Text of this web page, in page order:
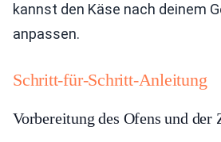
kannst den Käse nach deinem
anpassen.
Schritt-für-Schritt-Anleitung
Vorbereitung des Ofens und der